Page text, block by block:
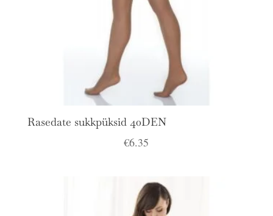
Rasedate sukkpüksid 40DEN
€6.35